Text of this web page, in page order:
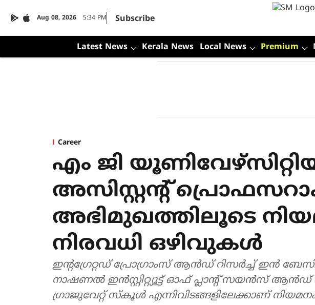
Aug 08, 2026 5:34 PM Subscribe
Latest News Kerala News Local News Premium
Career
എം ജി
അസിസ്റ്റന്റ്
അഭിമുഖത്തിലൂടെ
നിരവധി ഒഴിവുകൾ
ഇന്റഗ്രേറ്റഡ് പ്രോഗ്രാംസ് ആൻഡ് റിസർച്ച് ഇൻ
നാഷണൽ ഇൻസ്റ്റിറ്റ്യൂട്ട് ഓഫ് പ്ലാന്റ് സയൻസ് ആൻഡ്
ഗ്രാജുവേറ്റ് സ്കൂൾ എന്നിവിടങ്ങളിലേക്കാണ്